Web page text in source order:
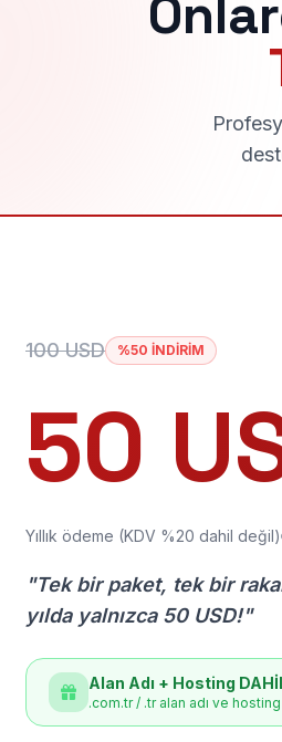
100 USD %50 İNDİRİM
50
Yıllık ödeme (KDV %20 dahil değil)
"Tek bir paket, tek bir
yılda yalnızca 50 USD!"
Alan Adı + Hosting
.com.tr / .tr alan adı ve